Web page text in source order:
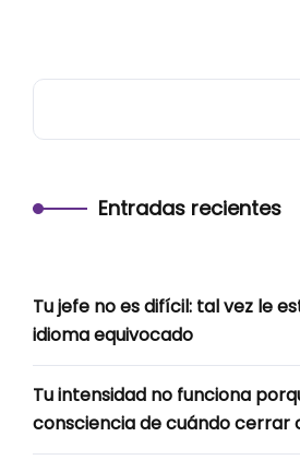
Entradas recientes
Tu jefe no es difícil: tal vez le
idioma equivocado
Tu intensidad no funciona
consciencia de cuándo cerrar